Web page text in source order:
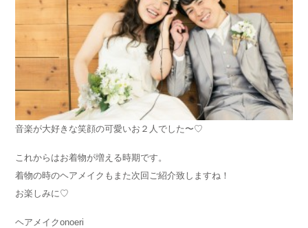
音楽が大好きな笑顔の可愛いお２人でした〜♡
これからはお着物が増える時期です。
着物の時のヘアメイクもまた次回ご紹介致しますね！
お楽しみに♡
ヘアメイクonoeri